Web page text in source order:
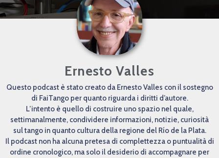
Ernesto Valles
Questo podcast è stato creato da Ernesto Valles con il sostegno
di FaiTango per quanto riguarda i diritti d’autore.
L’intento è quello di costruire uno spazio nel quale,
settimanalmente, condividere informazioni, notizie, curiosità
sul tango in quanto cultura della regione del Río de la Plata.
Il podcast non ha alcuna pretesa di complettezza o puntualità di
ordine cronologico, ma solo il desiderio di accompagnare per